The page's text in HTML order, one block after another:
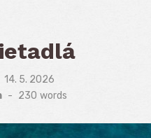
Posted
14. 5. 2026
- 230 words